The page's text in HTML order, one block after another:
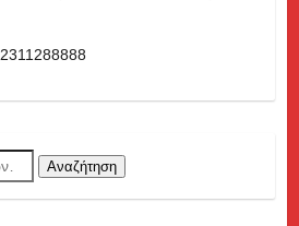
2311288888
Αναζήτηση